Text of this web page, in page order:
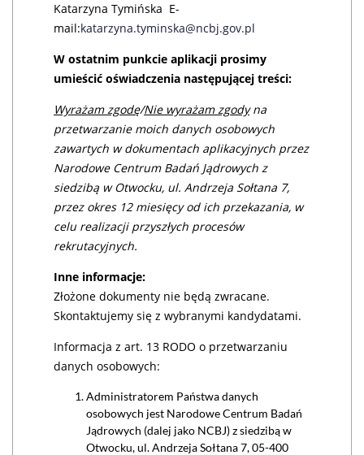
Katarzyna Tymińska E-
mail:katarzyna.tyminska@ncbj.gov.pl
W ostatnim punkcie aplikacji prosimy
umieścić oświadczenia następującej treści:
Wyrażam zgodę/Nie wyrażam zgodyna
przetwarzanie moich danych osobowych
zawartych w dokumentach aplikacyjnych przez
Narodowe Centrum Badań Jądrowych z
siedzibą w Otwocku, ul. Andrzeja Sołtana 7,
przez okres 12 miesięcy od ich przekazania, w
celu realizacji przyszłych procesów
rekrutacyjnych.
Inne informacje:
Złożone dokumenty nie będą zwracane.
Skontaktujemy się z wybranymi kandydatami.
Informacja z art. 13 RODO o przetwarzaniu
danych osobowych:
Administratorem Państwa danych
osobowych jest Narodowe Centrum Badań
Jądrowych (dalej jako NCBJ) z siedzibą w
Otwocku, ul. Andrzeja Sołtana 7, 05-400